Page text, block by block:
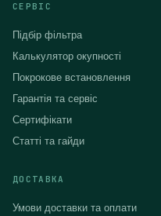
СЕРВІС
Підбір фільтра
Калькулятор окупності
Покрокове встановлення
Гарантія та сервіс
Сертифікати
Статті та гайди
ДОСТАВКА
Умови доставки та оплати